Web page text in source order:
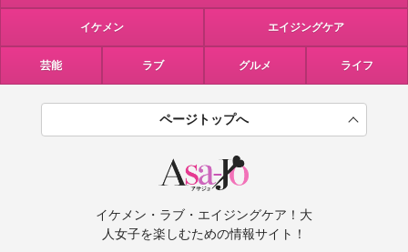
イケメン エイジングケア
芸能 ラブ グルメ ライフ
ページトップへ
イケメン・ラブ・エイジングケア！大
人女子を楽しむための情報サイト！